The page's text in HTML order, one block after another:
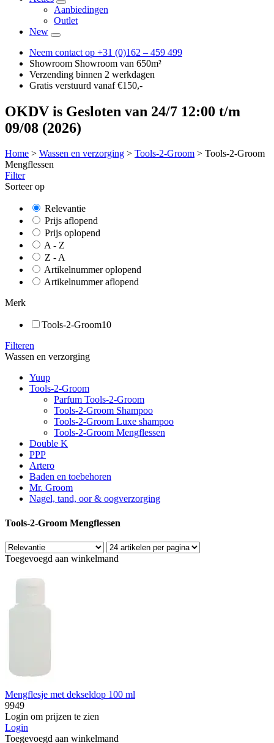
Aanbiedingen
Outlet
New
Neem contact op +31 (0)162 – 459 499
Showroom Showroom van 650m²
Verzending binnen 2 werkdagen
Gratis verstuurd vanaf €150,-
OKDV is Gesloten van 24/7 12:00 t/m
09/08 (2026)
Home > Wassen en verzorging > Tools-2-Groom > Tools-2-Groom
Mengflessen
Filter
Sorteer op
Relevantie
Prijs aflopend
Prijs oplopend
A - Z
Z - A
Artikelnummer oplopend
Artikelnummer aflopend
Merk
Tools-2-Groom10
Filteren
Wassen en verzorging
Yuup
Tools-2-Groom
Parfum Tools-2-Groom
Tools-2-Groom Shampoo
Tools-2-Groom Luxe shampoo
Tools-2-Groom Mengflessen
Double K
PPP
Artero
Baden en toebehoren
Mr. Groom
Nagel, tand, oor & oogverzorging
Tools-2-Groom Mengflessen
Toegevoegd aan winkelmand
Mengflesje met dekseldop 100 ml
9949
Login om prijzen te zien
Login
Toegevoegd aan winkelmand